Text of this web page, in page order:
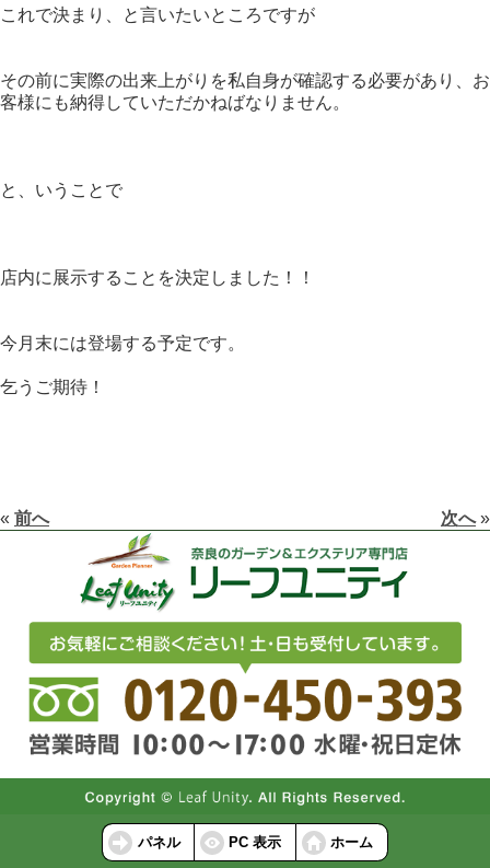
これで決まり、と言いたいところですが
その前に実際の出来上がりを私自身が確認する必要があり、お
客様にも納得していただかねばなりません。
と、いうことで
店内に展示することを決定しました！！
今月末には登場する予定です。
乞うご期待！
« 前へ 次へ»
パネル PC 表示 ホーム